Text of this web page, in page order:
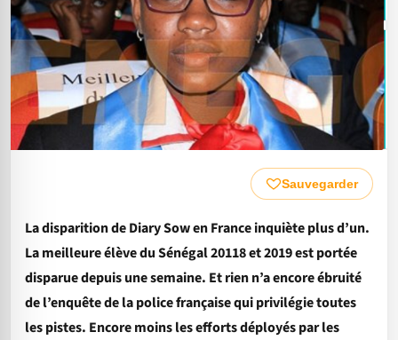
Sauvegarder
La disparition de Diary Sow en France inquiète plus d’un.
La meilleure élève du Sénégal 20118 et 2019 est portée
disparue depuis une semaine. Et rien n’a encore ébruité
de l’enquête de la police française qui privilégie toutes
les pistes. Encore moins les efforts déployés par les